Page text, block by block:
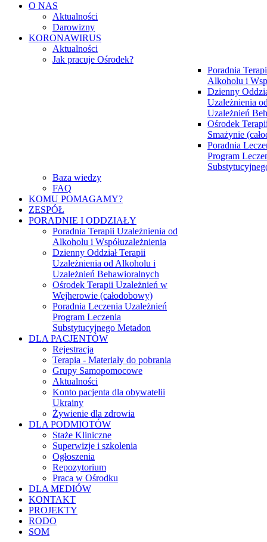
O NAS
Aktualności
Darowizny
KORONAWIRUS
Aktualności
Jak pracuje Ośrodek?
Poradnia
Alkoholu i
Dzienny
Uzależnienia
Uzależnień
Ośrodek
Smażynie
Poradnia
Program
Baza wiedzy
FAQ
KOMU POMAGAMY?
ZESPÓŁ
PORADNIE I ODDZIAŁY
Poradnia Terapii Uzależnienia od
Alkoholu i Współuzależnienia
Dzienny Oddział Terapii
Uzależnienia od Alkoholu i
Uzależnień Behawioralnych
Ośrodek Terapii Uzależnień w
Wejherowie (całodobowy)
Poradnia Leczenia Uzależnień
Program Leczenia
Substytucyjnego Metadon
DLA PACJENTÓW
Rejestracja
Terapia - Materiały do pobrania
Grupy Samopomocowe
Aktualności
Konto pacjenta dla obywatelii
Ukrainy
Żywienie dla zdrowia
DLA PODMIOTÓW
Staże Kliniczne
Superwizje i szkolenia
Ogłoszenia
Repozytorium
Praca w Ośrodku
DLA MEDIÓW
KONTAKT
PROJEKTY
RODO
SOM